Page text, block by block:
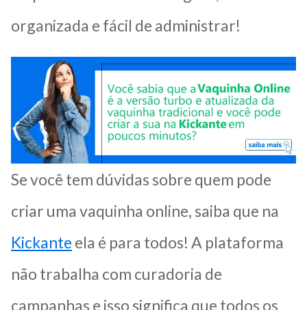
organizada e fácil de administrar!
Se você tem dúvidas sobre quem pode
criar uma vaquinha online, saiba que na
Kickante ela é para todos! A plataforma
não trabalha com curadoria de
campanhas e isso significa que todos os